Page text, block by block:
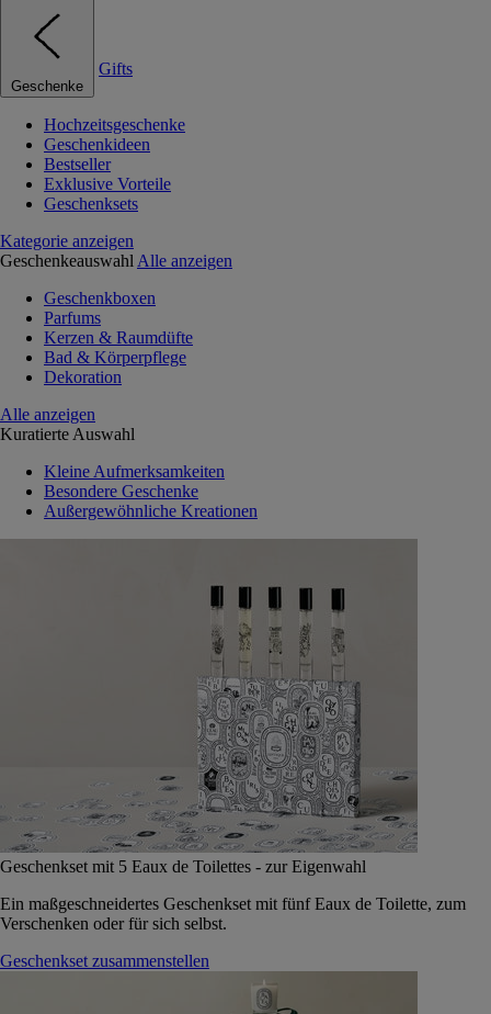
Geschenke
Gifts
Hochzeitsgeschenke
Geschenkideen
Bestseller
Exklusive Vorteile
Geschenksets
Kategorie anzeigen
Geschenkeauswahl Alle anzeigen
Geschenkboxen
Parfums
Kerzen & Raumdüfte
Bad & Körperpflege
Dekoration
Alle anzeigen
Kuratierte Auswahl
Kleine Aufmerksamkeiten
Besondere Geschenke
Außergewöhnliche Kreationen
Geschenkset mit 5 Eaux de Toilettes - zur Eigenwahl
Ein maßgeschneidertes Geschenkset mit fünf Eaux de Toilette, zum
Verschenken oder für sich selbst.
Geschenkset zusammenstellen